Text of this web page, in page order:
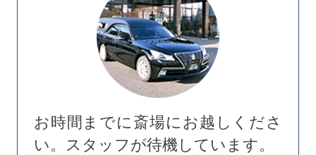
お時間までに斎場にお越しくださ
い。スタッフが待機しています。